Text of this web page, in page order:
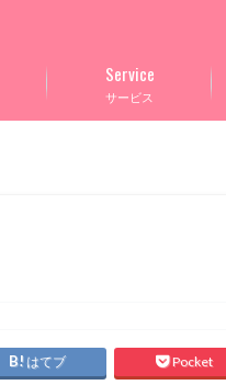
サービス
Service
はてブ Pocket